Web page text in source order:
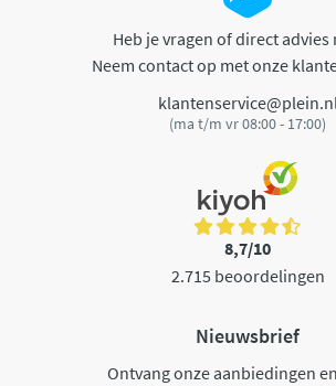
Heb je vragen of direct advies
Neem contact op met onze
klantenservice@plein.nl
(ma t/m vr 08:00 - 17:00)
8,7/10
2.715 beoordelingen
Nieuwsbrief
Ontvang onze aanbiedingen